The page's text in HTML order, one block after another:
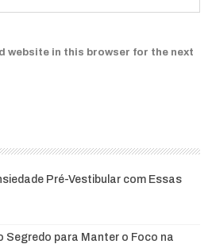
website in this browser for the next
Pré-Vestibular com Essas
Segredo para Manter o Foco na